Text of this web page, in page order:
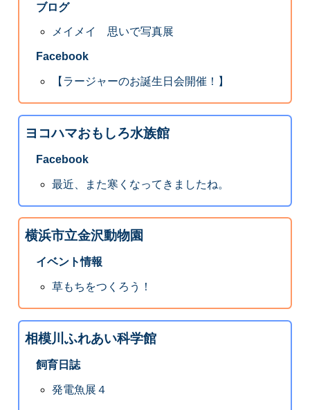
ブログ
メイメイ 思いで写真展
Facebook
【ラージャーのお誕生日会開催！】
ヨコハマおもしろ水族館
Facebook
最近、また寒くなってきましたね。
横浜市立金沢動物園
イベント情報
草もちをつくろう！
相模川ふれあい科学館
飼育日誌
発電魚展４